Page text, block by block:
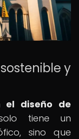
y
el diseño de
tiene un
sino que